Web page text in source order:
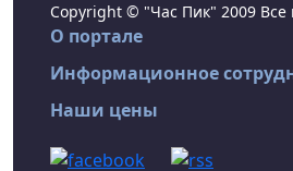
Copyright © "Час Пик" 2009
О портале
Информационное
Наши цены